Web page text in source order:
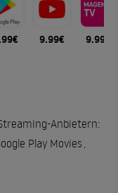
9.99€ 9.99€
Anbietern:
Play Movies,